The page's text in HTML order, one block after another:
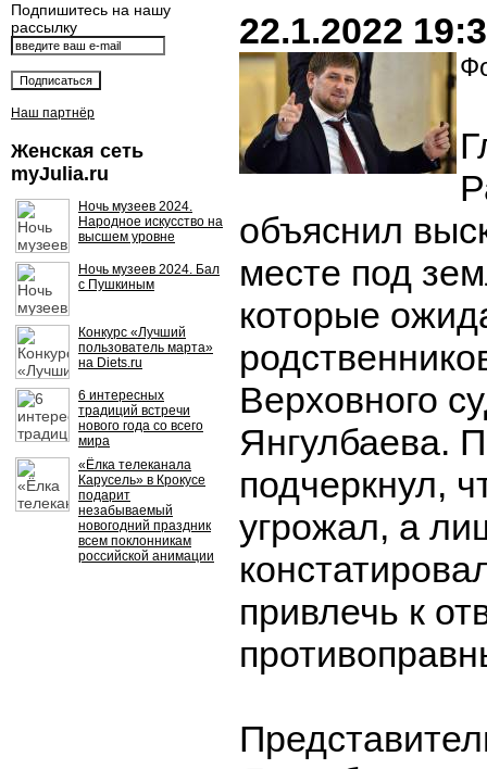
Подпишитесь на нашу
рассылку
Наш партнёр
Женская сеть
myJulia.ru
Ночь музеев 2024.
Народное искусство на
высшем уровне
Ночь музеев 2024. Бал
с Пушкиным
Конкурс «Лучший
пользователь марта»
на Diets.ru
6 интересных
традиций встречи
нового года со всего
мира
«Ёлка телеканала
Карусель» в Крокусе
подарит
незабываемый
новогодний праздник
всем поклонникам
российской анимации
22.1.2022
объяснил
месте под
которые
Верховного
Янгулбаева.
подчеркнул,
угрожал, а
привлечь к